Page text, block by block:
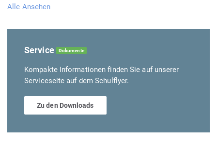
Alle Ansehen
Service Dokumente
Kompakte Informationen finden Sie auf unserer
Serviceseite auf dem Schulflyer.
Zu den Downloads